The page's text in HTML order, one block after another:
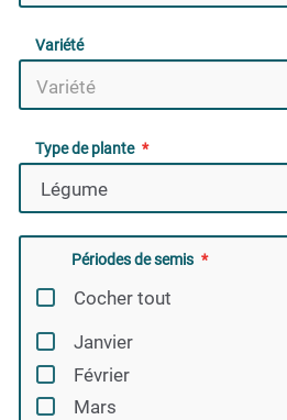
Variété
Type de plante
Périodes de semis
Cocher tout
Janvier
Février
Mars